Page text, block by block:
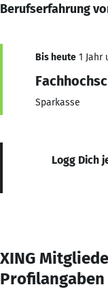
Berufserfahrung
Bis heute 1 Jahr
Sparkasse
Logg Dich
XING
Profilangaben